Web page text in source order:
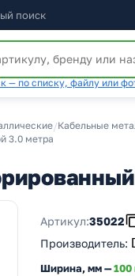
поиск
— по списку, файлу или
/Кабельные
3.0 метра
Артикул:35022
Производитель:
Ширина, мм —100